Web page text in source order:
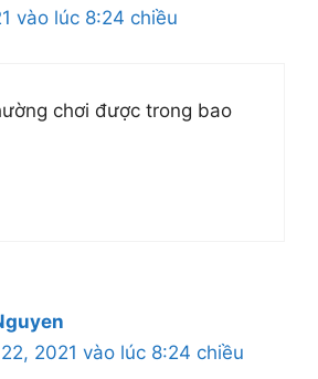
vào lúc 8:24 chiều
chơi được trong bao
2021 vào lúc 8:24 chiều